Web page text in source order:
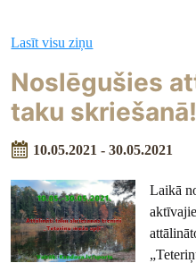
Lasīt visu ziņu
Noslēgušies
taku skriešanā!
10.05.2021 - 30.05.2021
Laikā